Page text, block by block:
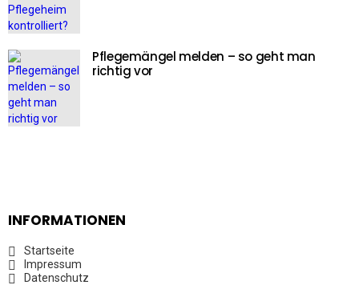
Pflegemängel melden – so geht man
richtig vor
INFORMATIONEN
Startseite
Impressum
Datenschutz